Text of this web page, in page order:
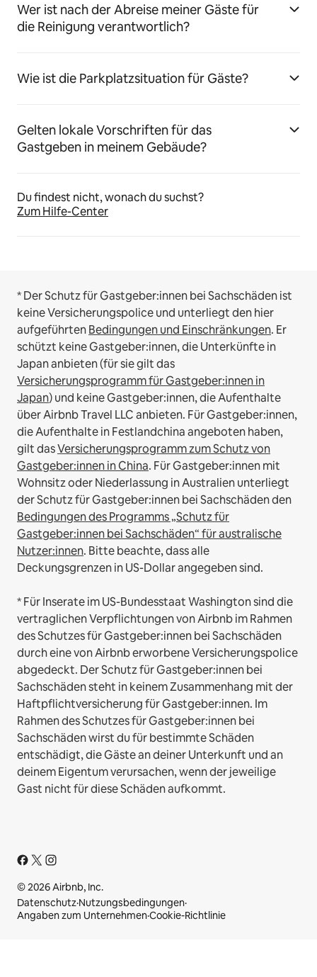
Wer ist nach der Abreise meiner Gäste für
die Reinigung verantwortlich?
Wie ist die Parkplatzsituation für Gäste?
Gelten lokale Vorschriften für das
Gastgeben in meinem Gebäude?
Du findest nicht, wonach du suchst?
Zum Hilfe-Center
* Der Schutz für Gastgeber:innen bei Sachschäden ist
keine Versicherungspolice und unterliegt den hier
aufgeführtenBedingungen und Einschränkungen. Er
schützt keine Gastgeber:innen, die Unterkünfte in
Japan anbieten (für sie gilt das
Versicherungsprogramm für Gastgeber:innen in
Japan) und keine Gastgeber:innen, die Aufenthalte
über Airbnb Travel LLC anbieten. Für Gastgeber:innen,
die Aufenthalte in Festlandchina angeboten haben,
gilt dasVersicherungsprogramm zum Schutz von
Gastgeber:innen in China. Für Gastgeber:innen mit
Wohnsitz oder Niederlassung in Australien unterliegt
der Schutz für Gastgeber:innen bei Sachschäden den
Bedingungen des Programms „Schutz für
Gastgeber:innen bei Sachschäden“ für australische
Nutzer:innen. Bitte beachte, dass alle
Deckungsgrenzen in US-Dollar angegeben sind.
* Für Inserate im US-Bundesstaat Washington sind die
vertraglichen Verpflichtungen von Airbnb im Rahmen
des Schutzes für Gastgeber:innen bei Sachschäden
durch eine von Airbnb erworbene Versicherungspolice
abgedeckt. Der Schutz für Gastgeber:innen bei
Sachschäden steht in keinem Zusammenhang mit der
Haftpflichtversicherung für Gastgeber:innen. Im
Rahmen des Schutzes für Gastgeber:innen bei
Sachschäden wirst du für bestimmte Schäden
entschädigt, die Gäste an deiner Unterkunft und an
deinem Eigentum verursachen, wenn der jeweilige
Gast nicht für diese Schäden aufkommt.
© 2026 Airbnb, Inc.
Datenschutz·Nutzungsbedingungen·
Angaben zum Unternehmen·Cookie-Richtlinie